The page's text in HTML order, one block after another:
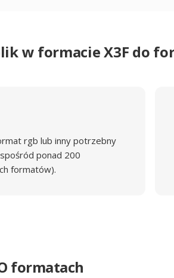
w formacie X3F do
rgb lub inny potrzebny
ponad 200
formatów).
formatach